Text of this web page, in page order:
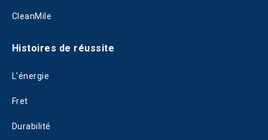
CleanMile
Histoires de réussite
L'énergie
Fret
Durabilité